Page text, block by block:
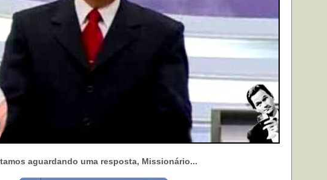
aguardando uma resposta, Missionário...